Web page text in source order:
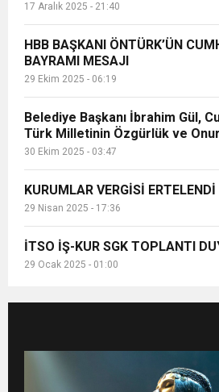
17 Aralık 2025 - 21:40
HBB BAŞKANI ÖNTÜRK’ÜN
BAYRAMI MESAJI
29 Ekim 2025 - 06:19
Belediye Başkanı İbrahim Gül,
Türk Milletinin Özgürlük ve
30 Ekim 2025 - 03:47
KURUMLAR VERGİSİ ERTELENDİ
29 Nisan 2025 - 17:36
İTSO İŞ-KUR SGK TOPLANTI
29 Ocak 2025 - 01:00